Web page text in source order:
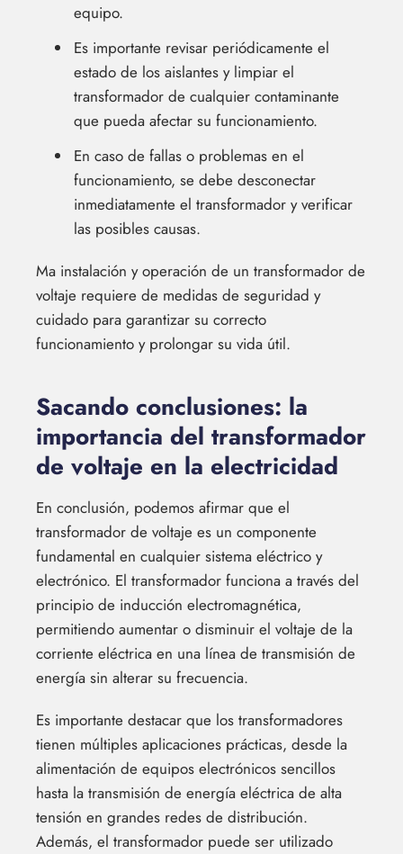
equipo.
Es importante revisar periódicamente el
estado de los aislantes y limpiar el
transformador de cualquier contaminante
que pueda afectar su funcionamiento.
En caso de fallas o problemas en el
funcionamiento, se debe desconectar
inmediatamente el transformador y verificar
las posibles causas.
Ma instalación y operación de un transformador de
voltaje requiere de medidas de seguridad y
cuidado para garantizar su correcto
funcionamiento y prolongar su vida útil.
Sacando conclusiones: la
importancia del transformador
de voltaje en la electricidad
En conclusión, podemos afirmar que el
transformador de voltaje es un componente
fundamental en cualquier sistema eléctrico y
electrónico. El transformador funciona a través del
principio de inducción electromagnética,
permitiendo aumentar o disminuir el voltaje de la
corriente eléctrica en una línea de transmisión de
energía sin alterar su frecuencia.
Es importante destacar que los transformadores
tienen múltiples aplicaciones prácticas, desde la
alimentación de equipos electrónicos sencillos
hasta la transmisión de energía eléctrica de alta
tensión en grandes redes de distribución.
Además, el transformador puede ser utilizado